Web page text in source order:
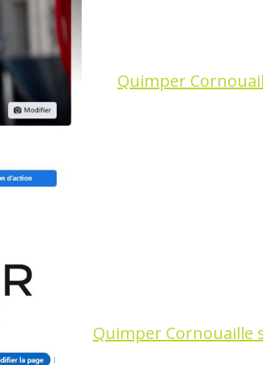
Quimper
Quimper Cornouaille